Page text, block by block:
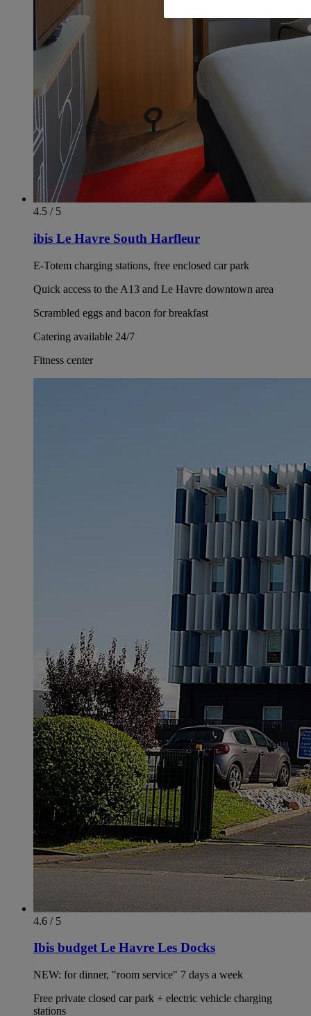
4.5 / 5
ibis Le Havre South Harfleur
E-Totem charging stations, free enclosed car park
Quick access to the A13 and Le Havre downtown area
Scrambled eggs and bacon for breakfast
Catering available 24/7
Fitness center
4.6 / 5
Ibis budget Le Havre Les Docks
NEW: for dinner, "room service" 7 days a week
Free private closed car park + electric vehicle charging
stations